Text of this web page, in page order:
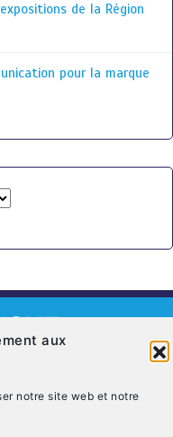
aux
notre site web et notre
de la Région
pour la marque
Politique de cookies (UE)